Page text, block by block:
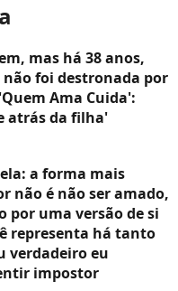
mas há 38 anos,
foi destronada por
Ama Cuida':
atrás da filha'
a forma mais
não é não ser amado,
por uma versão de si
representa há tanto
verdadeiro eu
impostor